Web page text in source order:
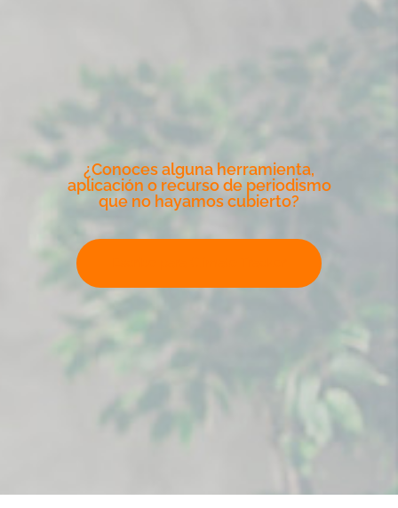
¿Conoces alguna herramienta,
aplicación o recurso de periodismo
que no hayamos cubierto?